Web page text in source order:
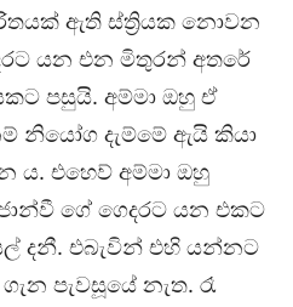
ඇති ස්ත්‍රියක නොවන
යන එන මිතුරන් අතරේ
පසුයි. අම්මා ඔහු ඒ
නියෝග දැම්මේ ඇයි කියා
ය. එහෙව් අම්මා ඔහු
ගේ ගෙදරට යන එකට
දනී. එබැවින් එහි යන්නට
පැවසූයේ නැත. රෑ